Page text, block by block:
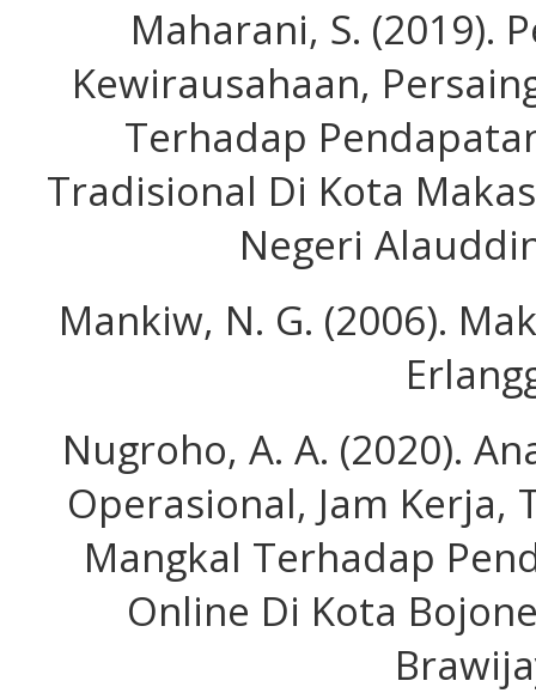
Maharani, S. (2019).
Kewirausahaan,
Terhadap
Tradisional Di Kota
Negeri
Mankiw, N. G. (2006).
Nugroho, A. A. (2020).
Operasional, Jam Kerja,
Mangkal Terhadap
Online Di Kota